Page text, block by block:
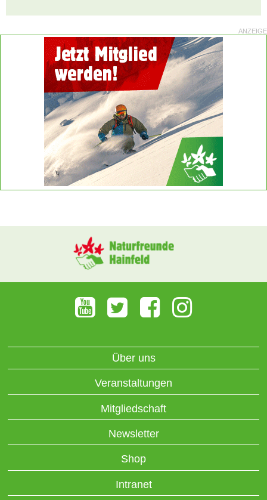
ANZEIGE
Über uns
Veranstaltungen
Mitgliedschaft
Newsletter
Shop
Intranet